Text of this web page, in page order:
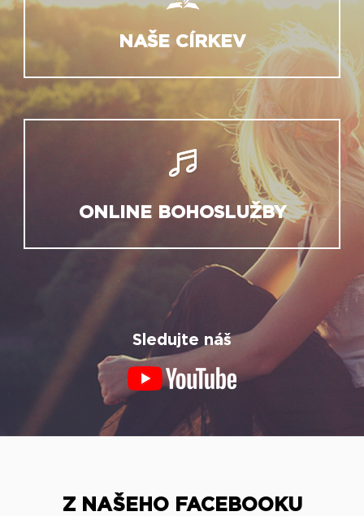
NAŠE CÍRKEV
ONLINE BOHOSLUŽBY
Sledujte náš
Z NAŠEHO FACEBOOKU